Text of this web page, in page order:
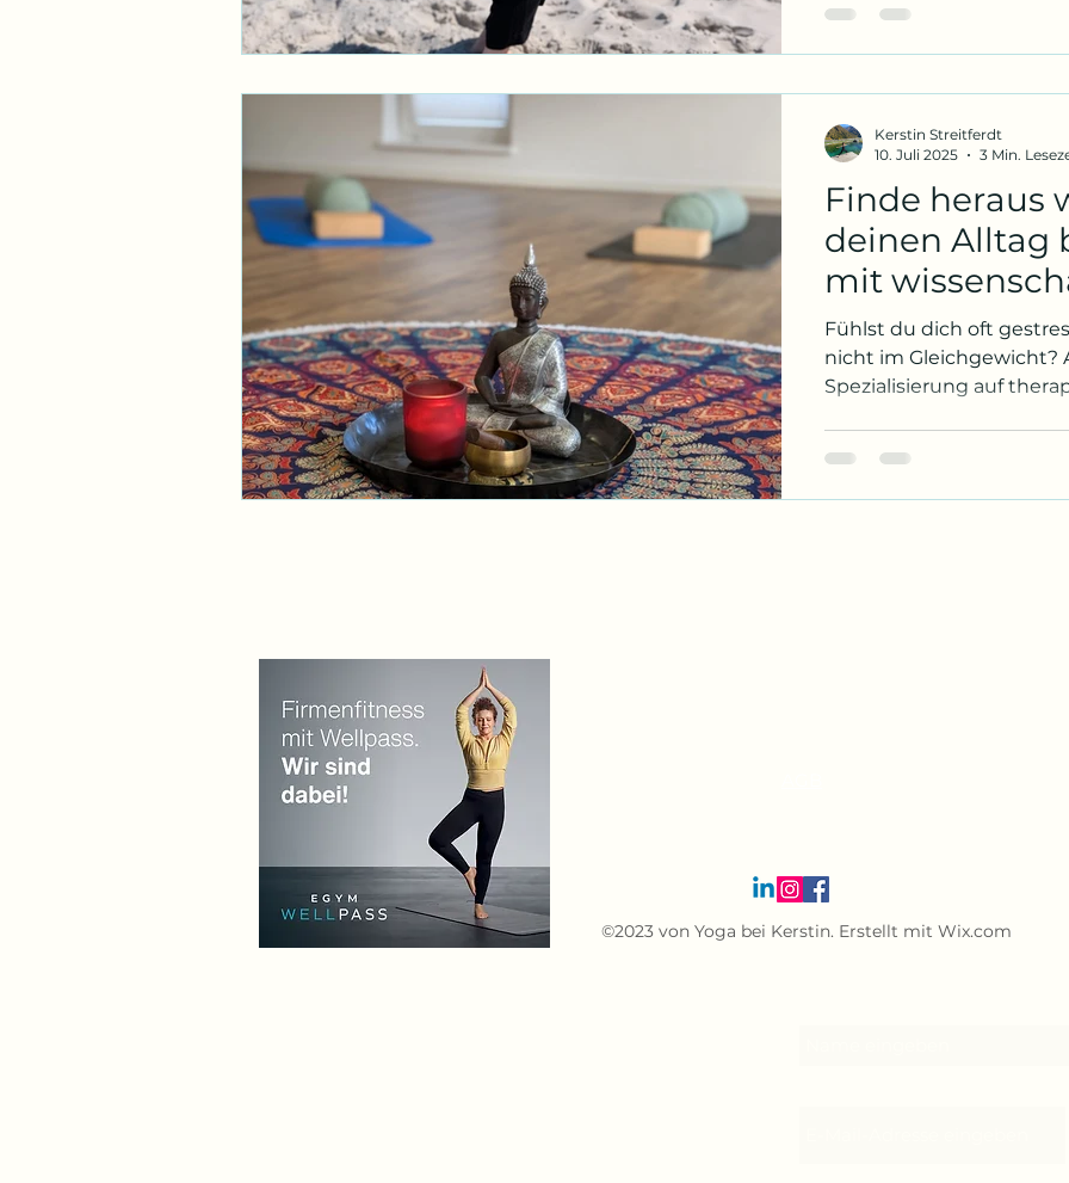
Finde heraus
deinen Alltag
mit
Rückenwind!
Fühlst du dich oft
nicht im Gleichgewicht?
Spezialisierung auf
Kerstin Streitferdt
10. Juli 2025
3 Min.
©2023 von Yoga bei Kerstin. Erstellt mit Wix.com